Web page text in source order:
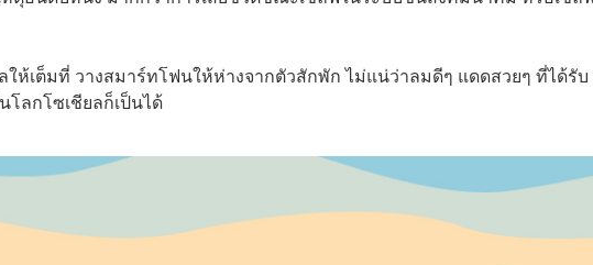
ให้เต็มที่ วางสมาร์ทโฟนให้ห่างจากตัวสักพัก ไม่แน่ว่าลมดีๆ แดดสวยๆ ที่ได้รับ
ลกโซเชียลก็เป็นได้